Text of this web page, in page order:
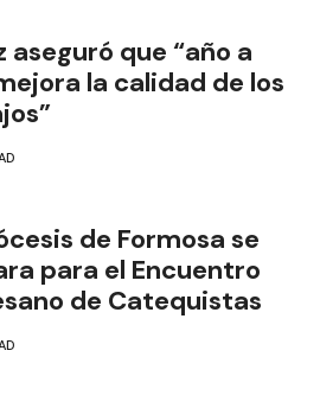
aseguró que “año a
la calidad de los
de Formosa se
para el Encuentro
de Catequistas